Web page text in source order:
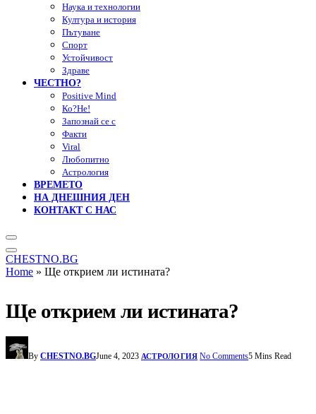
Наука и технологии
Култура и история
Пътуване
Спорт
Устойчивост
Здраве
ЧЕСТНО?
Positive Mind
Ко?Не!
Запознай се с
Факти
Viral
Любопитно
Астрология
ВРЕМЕТО
НА ДНЕШНИЯ ДЕН
КОНТАКТ С НАС
CHESTNO.BG
Home » Ще открием ли истината?
Ще открием ли истината?
By CHESTNO.BGJune 4, 2023 АСТРОЛОГИЯ No Comments5 Mins Read